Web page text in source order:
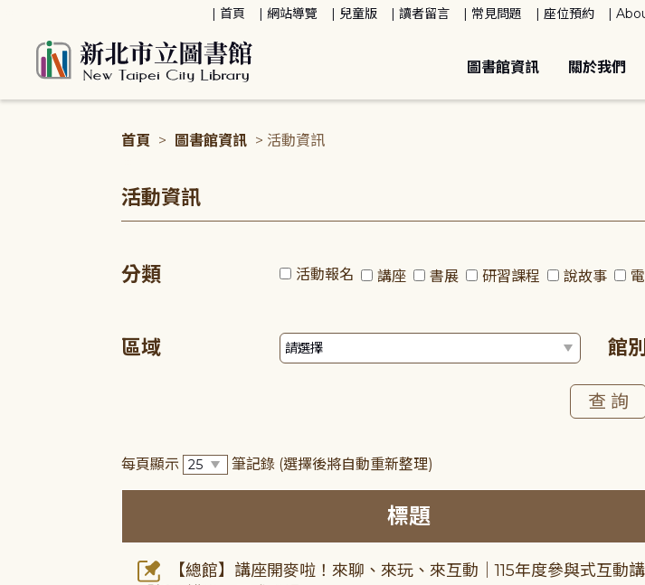
首頁 網站導覽 兒童版 讀者留言 常見問題 座位預約
圖書館資訊 關於我們
首頁 > 圖書館資訊 > 活動資訊
活動資訊
分類 活動報名 講座 書展 研習課程 說故事
區域 館別
每頁顯示 筆記錄 (選擇後將自動重新整理)
標題
【總館】講座開麥啦！來聊、來玩、來互動｜115年度參與式互動